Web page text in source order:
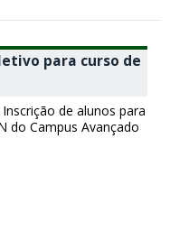
para curso de
de alunos para
do Campus Avançado